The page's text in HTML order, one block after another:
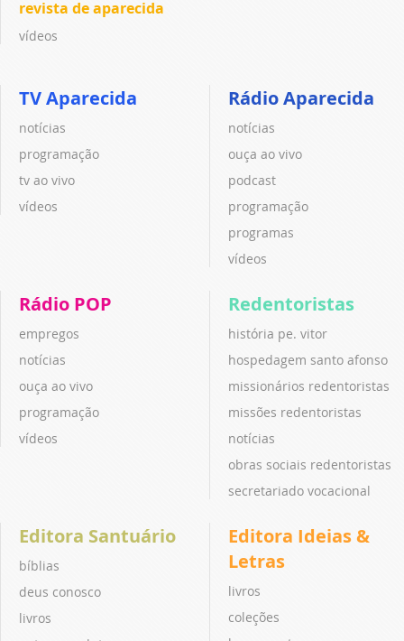
revista de aparecida
vídeos
TV Aparecida
notícias
programação
tv ao vivo
vídeos
Rádio Aparecida
notícias
ouça ao vivo
podcast
programação
programas
vídeos
Rádio POP
empregos
notícias
ouça ao vivo
programação
vídeos
Redentoristas
história pe. vitor
hospedagem santo afonso
missionários redentoristas
missões redentoristas
notícias
obras sociais redentoristas
secretariado vocacional
Editora Santuário
bíblias
deus conosco
livros
Editora Ideias &
Letras
livros
coleções